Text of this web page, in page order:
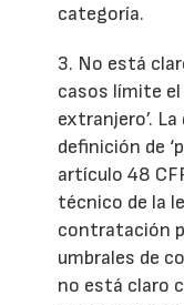
categoría.
3. No está
casos límite el
extranjero’.
definición de
artículo 48
técnico de la
contratación
umbrales de
no está claro